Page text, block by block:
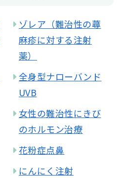
ゾレア（難治性の蕁
麻疹に対する注射
薬）
全身型ナローバンド
UVB
女性の難治性にきび
のホルモン治療
花粉症点鼻
にんにく注射